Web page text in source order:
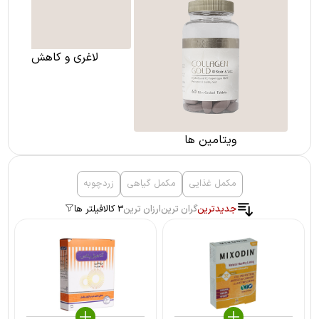
ویتامین ها
مکمل غذایی مکمل گیاهی
زردچوبه
جدیدترینگران ترینارزان ترین3 کالا فیلتر ها